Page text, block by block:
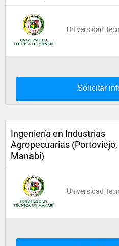
Universidad
Solicitar
Ingeniería en Industrias
Agropecuarias (Portoviejo,
Manabí)
Universidad